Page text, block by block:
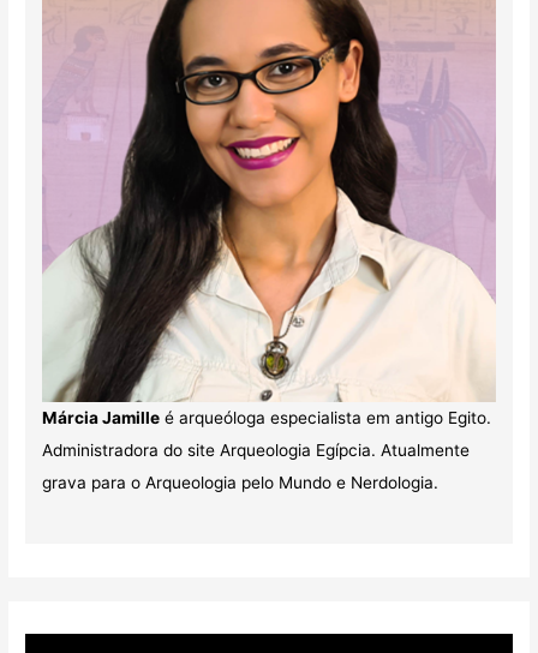
Márcia Jamilleé arqueóloga especialista em antigo Egito.
Administradora do site Arqueologia Egípcia. Atualmente
grava para o Arqueologia pelo Mundo e Nerdologia.